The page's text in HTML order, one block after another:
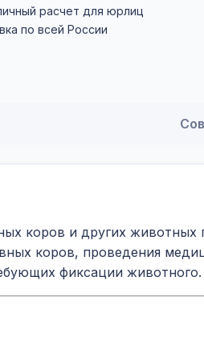
расчет для юрлиц
по всей России
коров и других
коров, проведения
фиксации животного.